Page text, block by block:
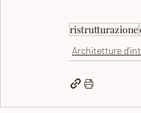
ristrutturazione
Architetture